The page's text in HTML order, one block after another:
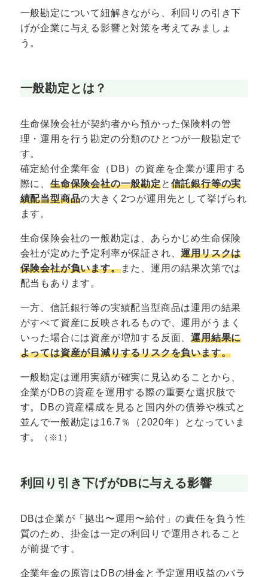
一般勘定について紐解きながら、利回りの引き下
げが企業に与える影響と対策を考えてみましょ
う。
一般勘定とは？
生命保険会社が契約者から預かった保険料の管
理・運用を行う勘定の分類のひとつが一般勘定で
す。
確定給付企業年金（DB）の資産を企業が運用する
際に、 生命保険会社の一般勘定と 信託銀行等の実
績配当型商品の大きく2つが運用先として挙げられ
ます。
生命保険会社の一般勘定は、あらかじめ生命保険
会社が定めた予定利率が保証され、運用リスクは
保険会社が負います。また、運用の結果次第では
配当もあります。
一方、信託銀行等の実績配当型商品は運用の結果
がすべて資産に反映されるもので、運用がうまく
いった場合には資産が増加する反面、運用結果に
よっては資産が目減りするリスクを負います。
一般勘定は運用実績が確実に見込めることから、
企業がDBの資産を運用する際の重要な選択肢で
す。DBの資産構成を見ると国内外の債券や株式と
並んで一般勘定は16.7％（2020年）となっていま
す。
（※1）
利回り引き下げがDBに与える影響
DBは企業が「拠出〜運用〜給付」の責任を負う性
質のため、掛金は一定の利回りで運用されること
が前提です。
企業年金の原資はDBの掛金と予定運用収益のバラ